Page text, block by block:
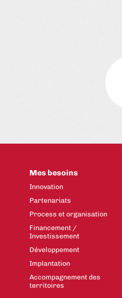
Mes besoins
Innovation
Partenariats
Process et organisation
Financement /
Investissement
Développement
Implantation
Accompagnement des
territoires